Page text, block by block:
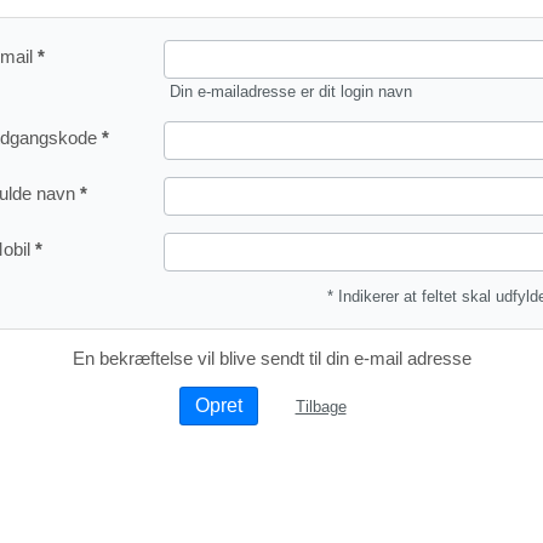
Din e-mailadresse er dit login navn
navn
* Indikerer at feltet skal
En bekræftelse vil blive sendt til din e-mail adresse
Tilbage